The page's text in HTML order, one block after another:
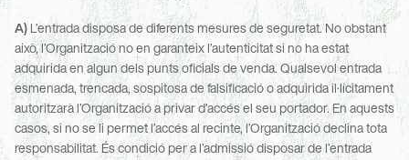
A) L’entrada disposa de diferents mesures de seguretat. No obstant
això, l’Organització no en garanteix l’autenticitat si no ha estat
adquirida en algun dels punts oficials de venda. Qualsevol entrada
esmenada, trencada, sospitosa de falsificació o adquirida il·lícitament
autoritzarà l’Organització a privar d’accés el seu portador. En aquests
casos, si no se li permet l’accés al recinte, l’Organització declina tota
responsabilitat. És condició per a l’admissió disposar de l’entrada